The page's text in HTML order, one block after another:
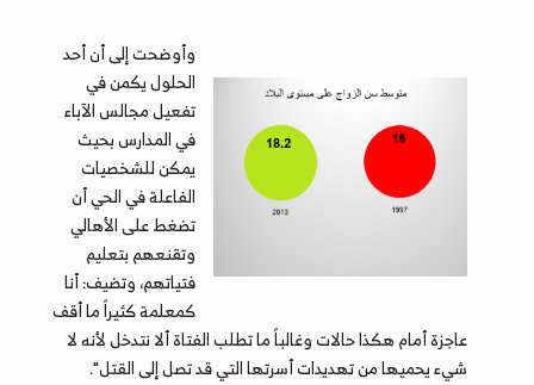
وأوضحت إلى أن أحد
الحلول يكمن في
تفعيل مجالس الآباء
في المدارس بحيث
يمكن للشخصيات
الفاعلة في الحي أن
تضغط على الأهالي
وتقنعهم بتعليم
فتياتهم، وتضيف: أنا
كمعلمة كثيراً ما أقف
عاجزة أمام هكذا حالات وغالباً ما تطلب الفتاة ألا نتدخل لأنه لا
شيء يحميها من تهديدات أسرتها التي قد تصل إلى القتل".